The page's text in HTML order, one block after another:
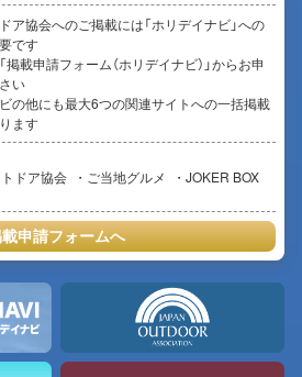
ア協会へのご掲載には「ホリデイナビ」への
です
掲載申請フォーム（ホリデイナビ）」からお申
い
の他にも最大6つの関連サイトへの一括掲載
ます
ドア協会 ご当地グルメ
JOKER BOX
申請フォームへ